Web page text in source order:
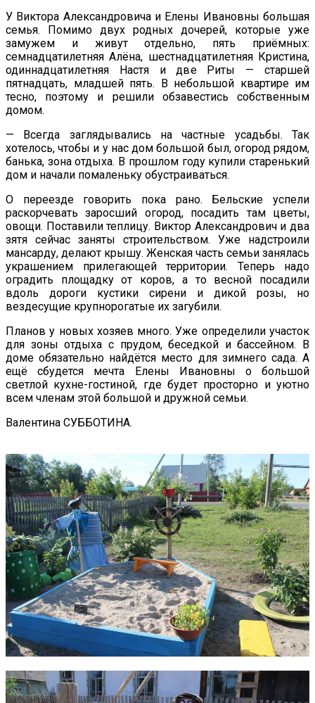
У Виктора Александровича и Елены Ивановны большая
семья. Помимо двух родных дочерей, которые уже
замужем и живут отдельно, пять приёмных:
семнадцатилетняя Алёна, шестнадцатилетняя Кристина,
одиннадцатилетняя Настя и две Риты — старшей
пятнадцать, младшей пять. В небольшой квартире им
тесно, поэтому и решили обзавестись собственным
домом.
— Всегда заглядывались на частные усадьбы. Так
хотелось, чтобы и у нас дом большой был, огород рядом,
банька, зона отдыха. В прошлом году купили старенький
дом и начали помаленьку обустраиваться.
О переезде говорить пока рано. Бельские успели
раскорчевать заросший огород, посадить там цветы,
овощи. Поставили теплицу. Виктор Александрович и два
зятя сейчас заняты строительством. Уже надстроили
мансарду, делают крышу. Женская часть семьи занялась
украшением прилегающей территории. Теперь надо
оградить площадку от коров, а то весной посадили
вдоль дороги кустики сирени и дикой розы, но
вездесущие крупнорогатые их загубили.
Планов у новых хозяев много. Уже определили участок
для зоны отдыха с прудом, беседкой и бассейном. В
доме обязательно найдётся место для зимнего сада. А
ещё сбудется мечта Елены Ивановны о большой
светлой кухне-гостиной, где будет просторно и уютно
всем членам этой большой и дружной семьи.
Валентина СУББОТИНА.